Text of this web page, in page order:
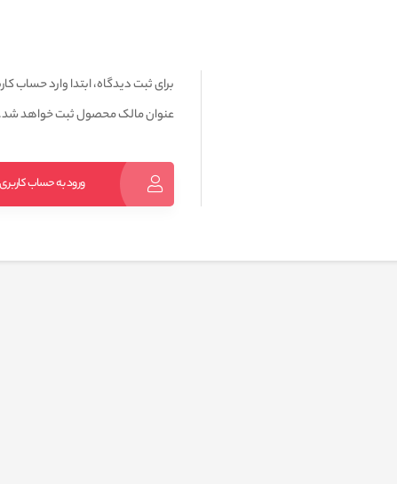
برای ثبت دیدگاه، ابتدا وارد حساب
عنوان مالک محصول ثبت خواهد شد.
ورود به حساب کاربری